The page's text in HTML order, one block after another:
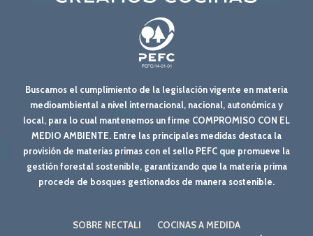
Buscamos el cumplimiento de la legislación vigente en materia
medioambiental a nivel internacional, nacional, autonómica y
local, para lo cual mantenemos un firme COMPROMISO CON EL
MEDIO AMBIENTE. Entre las principales medidas destaca la
provisión de materias primas con el sello PEFC que promueve la
gestión forestal sostenible, garantizando que la materia prima
procede de bosques gestionados de manera sostenible.
SOBRE NECTALI
COCINAS A MEDIDA